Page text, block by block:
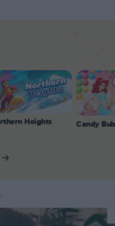
Heights Candy